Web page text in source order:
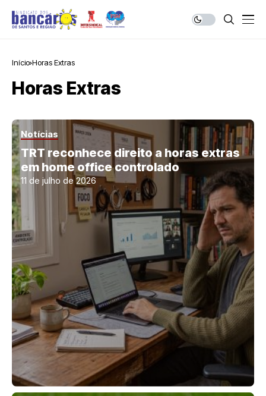
Início Horas Extras
Horas Extras
Notícias
TRT reconhece direito a horas extras
em home office controlado
11 de julho de 2026